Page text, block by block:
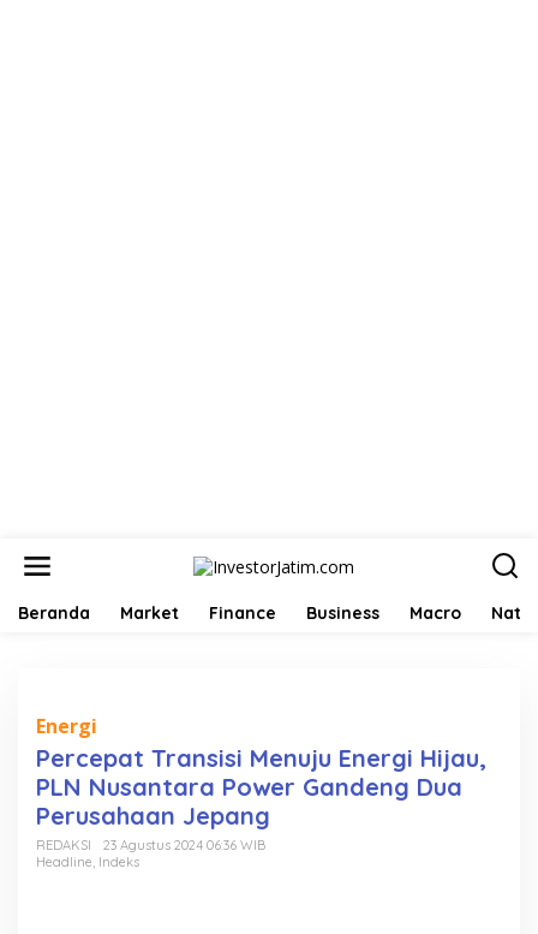
Beranda Market Finance Business Macro
Energi
Percepat Transisi Menuju Energi Hijau,
PLN Nusantara Power Gandeng Dua
Perusahaan Jepang
REDAKSI
23 Agustus 2024 06:36 WIB
Headline, Indeks